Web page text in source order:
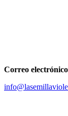
Correo electrónico